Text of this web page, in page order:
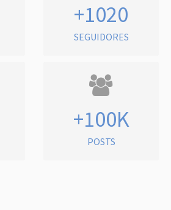
+1020
SEGUIDORES
+100K
POSTS